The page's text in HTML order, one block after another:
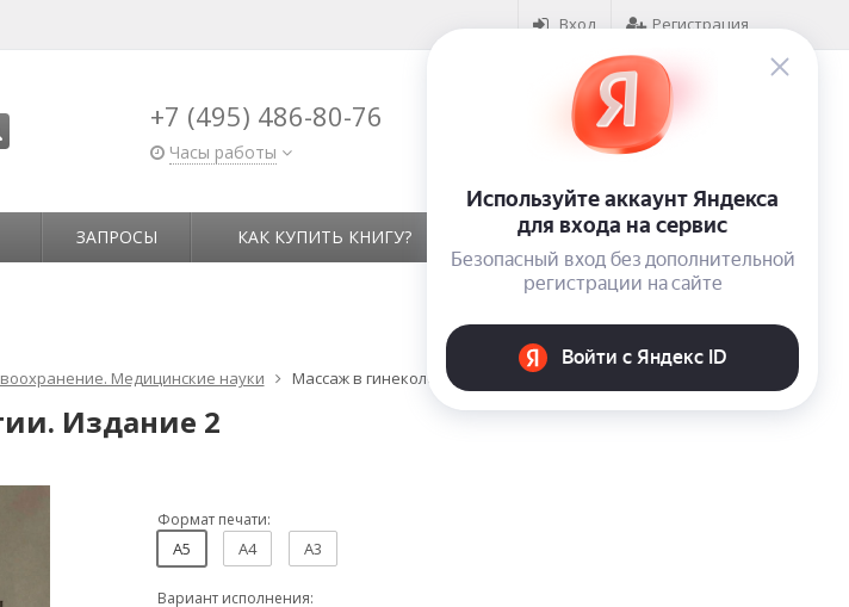
Вход Регистрация
+7 (495) 486-80-76
Часы работы
Корзина ( 0)
на сумму0₽
ЗАПРОСЫ КАК КУПИТЬ КНИГУ? КОНТАКТЫ ОТЗЫВЫ
Медицинские науки Массаж в гинекологии. Издание 2
Издание 2
Формат печати:
A5 A4 A3
Вариант исполнения: